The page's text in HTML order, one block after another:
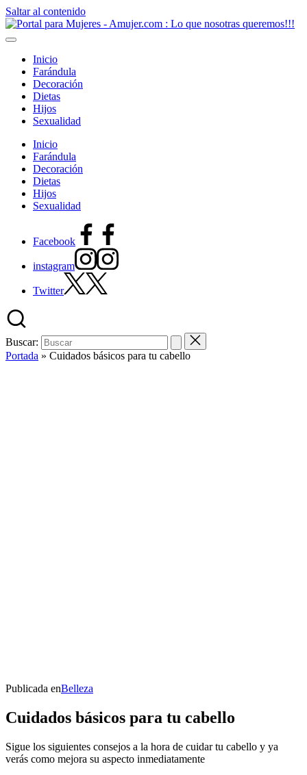
Saltar al contenido
Inicio
Farándula
Decoración
Dietas
Hijos
Sexualidad
Inicio
Farándula
Decoración
Dietas
Hijos
Sexualidad
Facebook
instagram
Twitter
Buscar:
Portada » Cuidados básicos para tu cabello
Publicada enBelleza
Cuidados básicos para tu cabello
Sigue los siguientes consejos a la hora de cuidar tu cabello y ya
verás como mejora su aspecto inmediatamente